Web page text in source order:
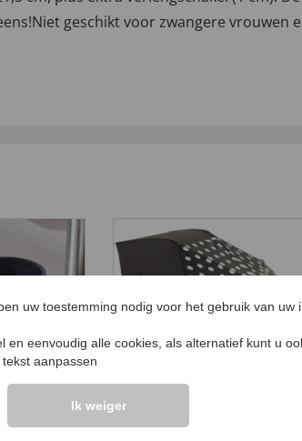
geschikt voor zwangere vrouwen
uw toestemming nodig voor het gebruik van uw
en eenvoudig alle cookies, als alternatief kunt u
tekst aanpassen
Ik weiger